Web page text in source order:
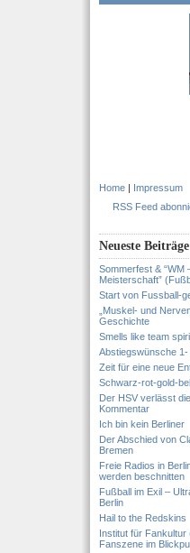
Home | Impressum
RSS Feed
Neueste Beiträge
Sommerfest & “WM
Meisterschaft”
Start von Fussball-
„Muskel- und
Geschichte
Smells like team
Abstiegswünsche
Zeit für eine neue
Schwarz-rot-gold-
Der HSV verlässt
Kommentar
Ich bin kein Berliner
Der Abschied von
Bremen
Freie Radios in
werden beschnitten
Fußball im Exil –
Berlin
Hail to the Redskins
Institut für
Fanszene im